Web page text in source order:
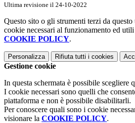
Ultima revisione il 24-10-2022
Questo sito o gli strumenti terzi da
cookie necessari al funzionamento ed
COOKIE POLICY.
Personalizza Rifiuta tutti i cookies
Gestione cookie
In questa schermata è possibile scegliere
I cookie necessari sono quelli che
piattaforma e non è possibile disabilitarli.
Per conoscere quali sono i cookie
visionare la COOKIE POLICY.